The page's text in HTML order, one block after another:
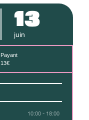
13
juin
Payant
13€
10:00 - 18:00